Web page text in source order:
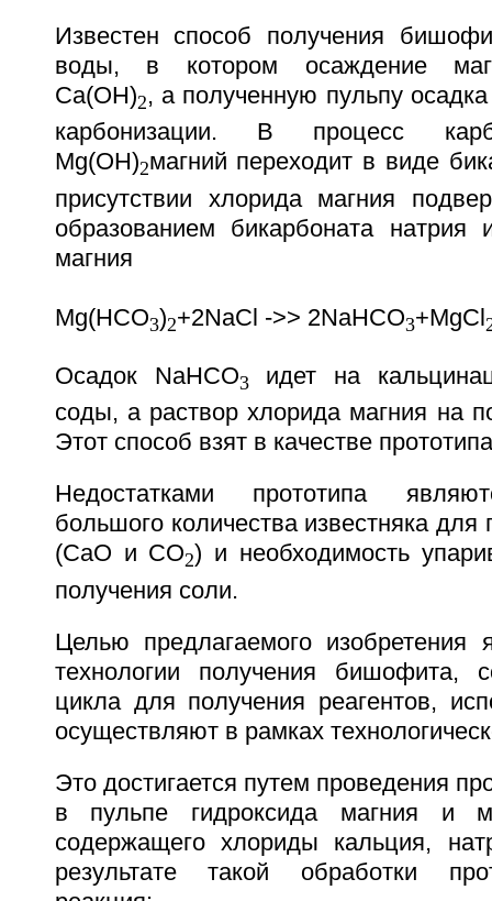
Известен способ получения
воды, в котором осаждение
Са(ОН)2, а полученную пульпу
карбонизации. В процесс
Mg(OH)2магний переходит в виде
присутствии хлорида магния
образованием бикарбоната натрия
магния
Mg(HCO3)2+2NaCl ->> 2NaHCO3+MgCl
Осадок NaHCO3 идет на
соды, а раствор хлорида магния на
Этот способ взят в качестве
Недостатками прототипа
большого количества известняка для
(СаО и СО2) и необходимость
получения соли.
Целью предлагаемого изобретения
технологии получения бишофита,
цикла для получения реагентов,
осуществляют в рамках
Это достигается путем проведения
в пульпе гидроксида магния и
содержащего хлориды кальция,
результате такой обработки